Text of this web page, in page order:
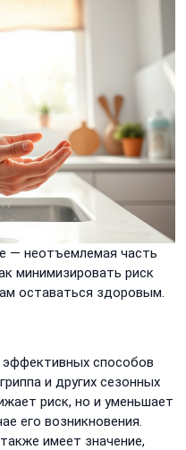
— неотъемлемая часть
минимизировать риск
оставаться здоровым.
способов
и других сезонных
риск, но и уменьшает
его возникновения.
имеет значение,